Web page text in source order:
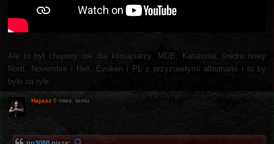
Ale to był chujowy rok dla klimaciarzy. MDB, Katatonia, średni nowy
Nortt, Novembre i Hell, Evoken i PL z przyzowitymi albumami i to by
było na tyle.
Hajasz 6 mies. temu
pp3088 pisze: